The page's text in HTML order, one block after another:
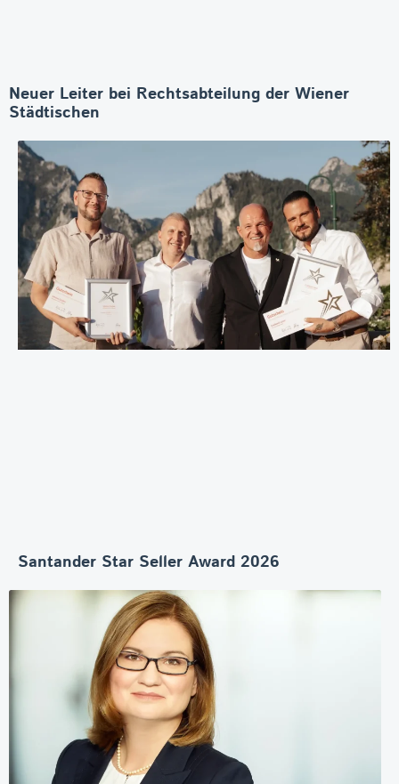
Neuer Leiter bei Rechtsabteilung der Wiener
Städtischen
Santander Star Seller Award 2026